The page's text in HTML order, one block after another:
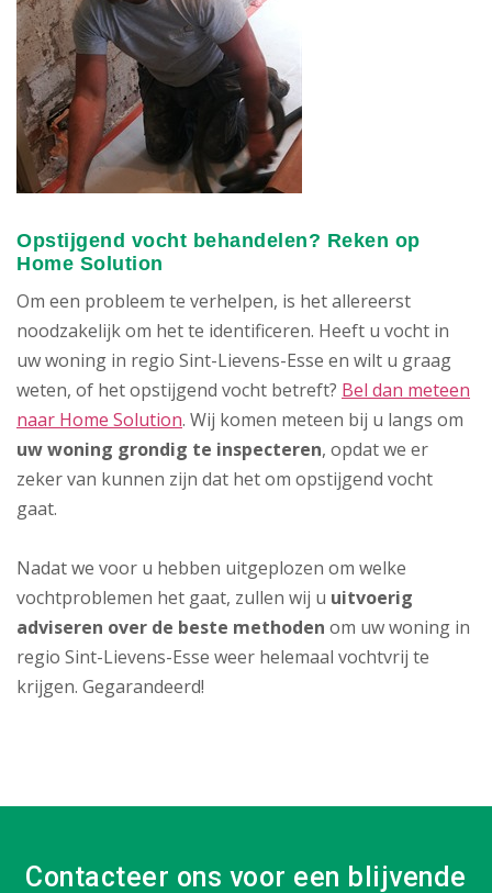
Opstijgend vocht behandelen? Reken op
Home Solution
Om een probleem te verhelpen, is het allereerst
noodzakelijk om het te identificeren. Heeft u vocht in
uw woning in regio Sint-Lievens-Esse en wilt u graag
weten, of het opstijgend vocht betreft? Bel dan meteen
naar Home Solution. Wij komen meteen bij u langs om
uw woning grondig te inspecteren, opdat we er
zeker van kunnen zijn dat het om opstijgend vocht
gaat.
Nadat we voor u hebben uitgeplozen om welke
vochtproblemen het gaat, zullen wij u uitvoerig
adviseren over de beste methoden om uw woning in
regio Sint-Lievens-Esse weer helemaal vochtvrij te
krijgen. Gegarandeerd!
Contacteer ons voor een blijvende